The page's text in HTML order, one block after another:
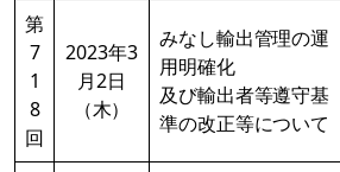
第
7
1
8
回
2023年3
月2日
（木）
みなし輸出管理の運
用明確化
及び輸出者等遵守基
準の改正等について